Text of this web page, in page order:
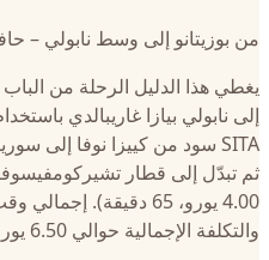
من بوزيتانو إلى وسط نابولي –
إلى نابولي بيازا غاريبالدي
ثم تبدّل إلى قطار
والتكلفة الإجمالية حوالي 6.50 يورو.